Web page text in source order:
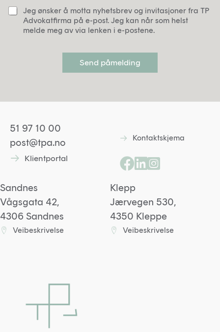
e
n
Jeg ønsker å motta nyhetsbrev og invitasjoner fra TP
Advokatfirma på e-post. Jeg kan når som helst
melde meg av via lenken i e-postene.
Send påmelding
51 97 10 00
post@tpa.no
Lenke til kontaktskjema
Klientportal
Lenke til
Kontaktskjema
Lenke til
Lenke til Linkedin
Lenke til
Sandnes
Vågsgata 42,
4306 Sandnes
Lenke til Sandneskontoret på Google maps
Veibeskrivelse
Klepp
Jærvegen 530,
4350 Kleppe
Lenke til Kleppkontoret
Veibeskrivelse